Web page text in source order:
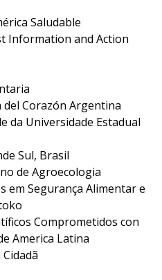
Saludable
Information and Action
Corazón Argentina
da Universidade Estadual
Sul, Brasil
de Agroecologia
em Segurança Alimentar e
Comprometidos con
America Latina